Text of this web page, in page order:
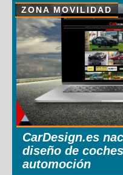
ZONA MOVILIDAD
CarDesign.es
diseño de
automoción